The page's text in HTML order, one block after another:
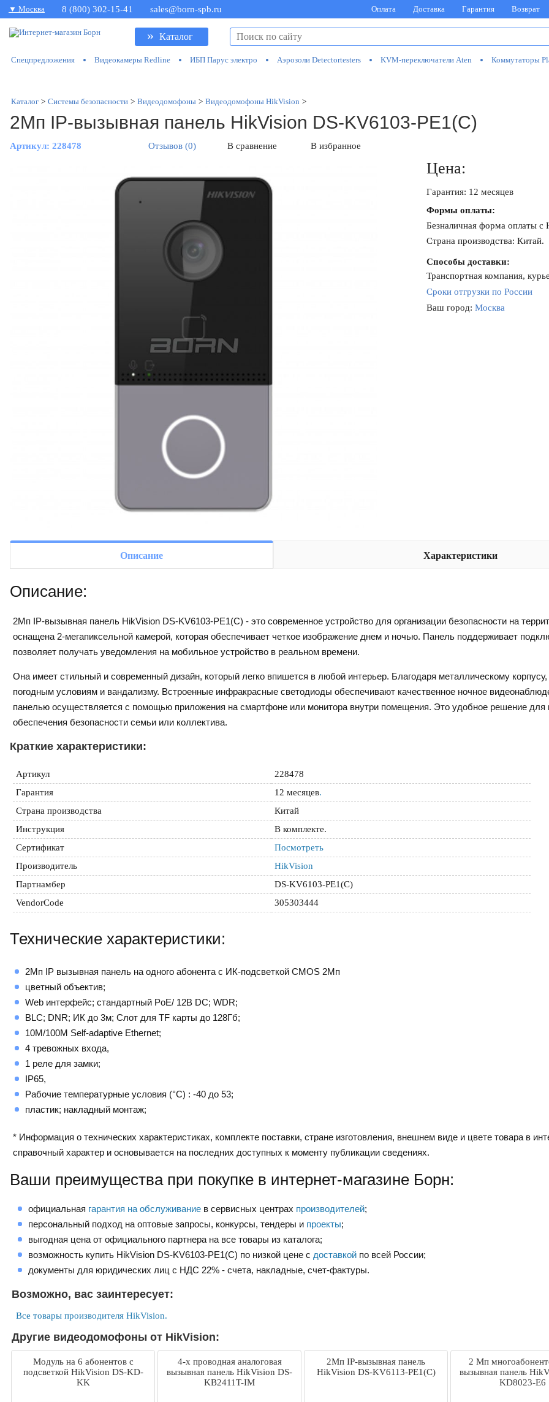
▼ Москва 8 (800) 302-15-41 sales@born-spb.ru Оплата Доставка Гарантия Возврат
» Каталог
Спецпредложения Видеокамеры Redline ИБП Парус электро Аэрозоли Detectortesters KVM-переключатели Aten Коммутаторы
Каталог > Системы безопасности > Видеодомофоны > Видеодомофоны HikVision >
2Мп IP-вызывная панель HikVision DS-KV6103-PE1(C)
Артикул: 228478 Отзывов (0) В сравнение В избранное
Цена:
Гарантия: 12 месяцев
Формы оплаты:
Безналичная форма оплаты
Страна производства: Китай.
Способы доставки:
Транспортная компания,
Сроки отгрузки по России
Ваш город: Москва
Описание Характеристики
Описание:
2Мп IP-вызывная панель HikVision DS-KV6103-PE1(C) - это современное устройство для организации безопасности на
оснащена 2-мегапиксельной камерой, которая обеспечивает четкое изображение днем и ночью. Панель поддерживает
позволяет получать уведомления на мобильное устройство в реальном времени.
Она имеет стильный и современный дизайн, который легко впишется в любой интерьер. Благодаря металлическому
погодным условиям и вандализму. Встроенные инфракрасные светодиоды обеспечивают качественное ночное
панелью осуществляется с помощью приложения на смартфоне или монитора внутри помещения. Это удобное решение для
обеспечения безопасности семьи или коллектива.
Краткие характеристики:
Артикул
228478
Гарантия
12 месяцев.
Страна производства
Китай
Инструкция
В комплекте.
Сертификат
Посмотреть
Производитель
HikVision
Партнамбер
DS-KV6103-PE1(C)
VendorCode
305303444
Технические характеристики:
2Мп IP вызывная панель на одного абонента с ИК-подсветкой CMOS 2Мп
цветный объектив;
Web интерфейс; стандартный PoE/ 12В DC; WDR;
BLC; DNR; ИК до 3м; Слот для TF карты до 128Гб;
10M/100M Self-adaptive Ethernet;
4 тревожных входа,
1 реле для замки;
IP65,
Рабочие температурные условия (°С) : -40 до 53;
пластик; накладный монтаж;
* Информация о технических характеристиках, комплекте поставки, стране изготовления, внешнем виде и цвете товара в
справочный характер и основывается на последних доступных к моменту публикации сведениях.
Ваши преимущества при покупке в интернет-магазине Борн:
официальная гарантия на обслуживание в сервисных центрах производителей;
персональный подход на оптовые запросы, конкурсы, тендеры и проекты;
выгодная цена от официального партнера на все товары из каталога;
возможность купить HikVision DS-KV6103-PE1(C) по низкой цене с доставкой по всей России;
документы для юридических лиц с НДС 22% - счета, накладные, счет-фактуры.
Возможно, вас заинтересует:
Все товары производителя HikVision.
Другие видеодомофоны от HikVision:
Модуль на 6 абонентов c
подсветкой HikVision DS-KD-
KK
4-х проводная аналоговая
вызывная панель HikVision DS-
KB2411T-IM
2Мп IP-вызывная панель
HikVision DS-KV6113-PE1(C)
2 Мп
вызывная панель
KD8023-E6